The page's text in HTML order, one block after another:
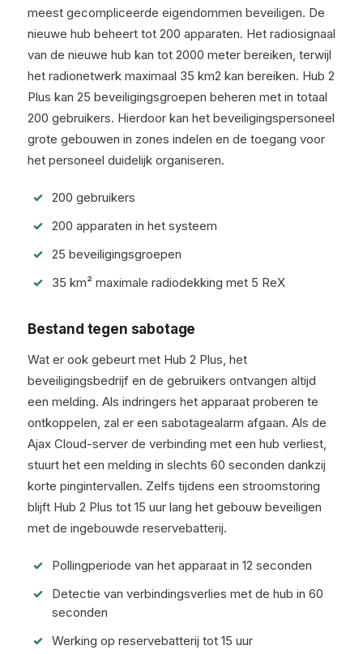
meest gecompliceerde eigendommen beveiligen. De
nieuwe hub beheert tot 200 apparaten. Het radiosignaal
van de nieuwe hub kan tot 2000 meter bereiken, terwijl
het radionetwerk maximaal 35 km2 kan bereiken. Hub 2
Plus kan 25 beveiligingsgroepen beheren met in totaal
200 gebruikers. Hierdoor kan het beveiligingspersoneel
grote gebouwen in zones indelen en de toegang voor
het personeel duidelijk organiseren.
200 gebruikers
200 apparaten in het systeem
25 beveiligingsgroepen
35 km² maximale radiodekking met 5 ReX
Bestand tegen sabotage
Wat er ook gebeurt met Hub 2 Plus, het
beveiligingsbedrijf en de gebruikers ontvangen altijd
een melding. Als indringers het apparaat proberen te
ontkoppelen, zal er een sabotagealarm afgaan. Als de
Ajax Cloud-server de verbinding met een hub verliest,
stuurt het een melding in slechts 60 seconden dankzij
korte pingintervallen. Zelfs tijdens een stroomstoring
blijft Hub 2 Plus tot 15 uur lang het gebouw beveiligen
met de ingebouwde reservebatterij.
Pollingperiode van het apparaat in 12 seconden
Detectie van verbindingsverlies met de hub in 60
seconden
Werking op reservebatterij tot 15 uur